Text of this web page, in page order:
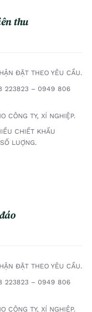
thu
ĐẶT THEO YÊU CẦU.
223823 – 0949 806
CÔNG TY, XÍ NGHIỆP.
CHIẾT KHẤU
LUỢNG.
ĐẶT THEO YÊU CẦU.
223823 – 0949 806
CÔNG TY, XÍ NGHIỆP.